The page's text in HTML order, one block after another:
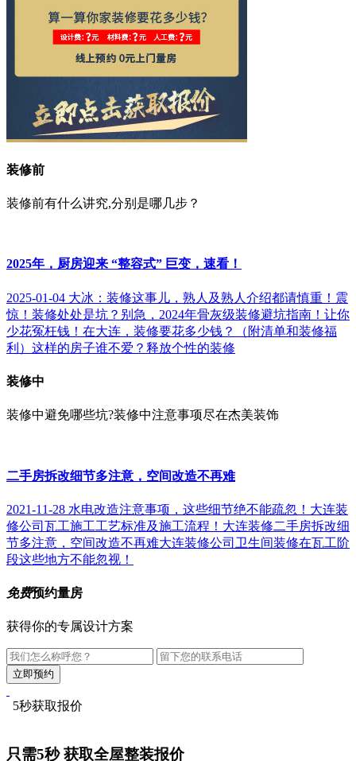
装修前
装修前有什么讲究,分别是哪几步？
2025年，厨房迎来 “整容式” 巨变，速看！
2025-01-04 大冰：装修这事儿，熟人及熟人介绍都请慎重！ 震
惊！装修处处是坑？别急，2024年骨灰级装修避坑指南！让你
少花冤枉钱！ 在大连，装修要花多少钱？（附清单和装修福
利） 这样的房子谁不爱？释放个性的装修
装修中
装修中避免哪些坑?装修中注意事项尽在杰美装饰
二手房拆改细节多注意，空间改造不再难
2021-11-28 水电改造注意事项，这些细节绝不能疏忽！ 大连装
修公司瓦工施工工艺标准及施工流程！ 大连装修二手房拆改细
节多注意，空间改造不再难大连装修公司卫生间装修在瓦工阶
段这些地方不能忽视！
免费预约量房
获得你的专属设计方案
5秒获取报价
只需5秒获取全屋整装报价